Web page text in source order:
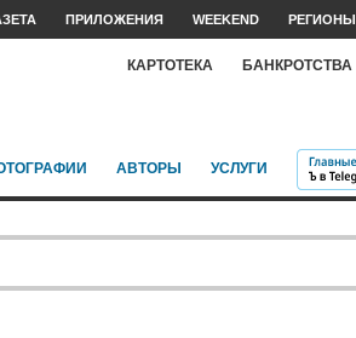
ПРИЛОЖЕНИЯ WEEKEND РЕГИОНЫ
КАРТОТЕКА БАНКРОТСТВА
АВТОРЫ УСЛУГИ